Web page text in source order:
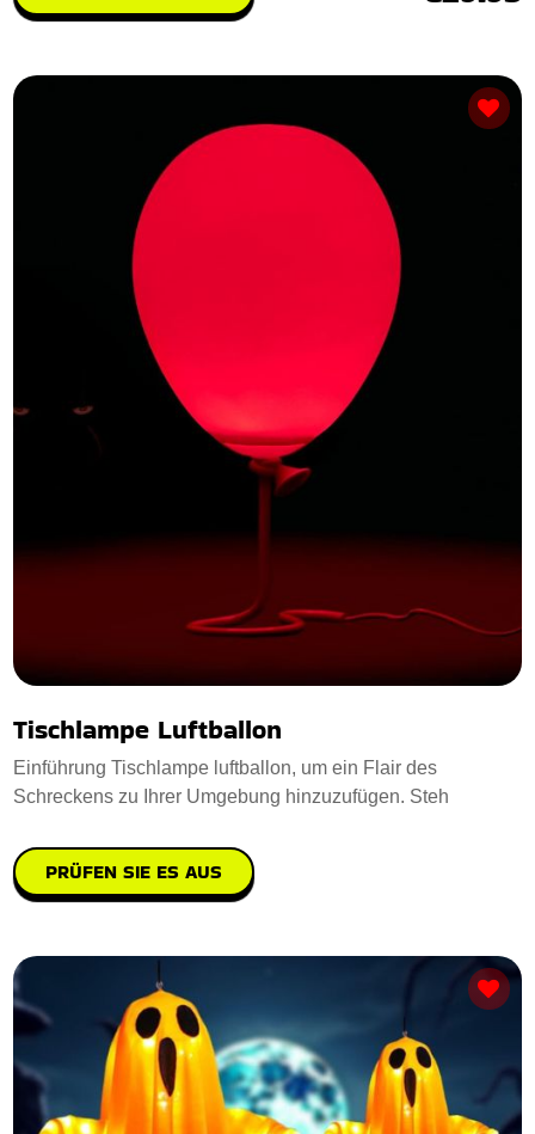
Tischlampe Luftballon
Einführung Tischlampe luftballon, um ein Flair des
Schreckens zu Ihrer Umgebung hinzuzufügen. Steh
PRÜFEN SIE ES AUS